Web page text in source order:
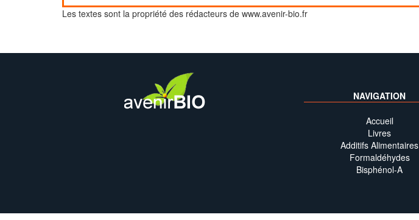
Les textes sont la propriété des rédacteurs de www.avenir-bio.fr
NAVIGATION
Accueil
Livres
Additifs Alimentaires
Formaldéhydes
Bisphénol-A